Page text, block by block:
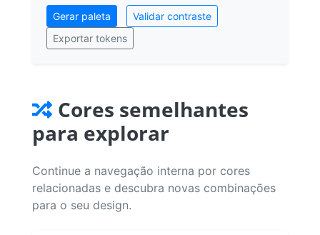
Gerar paleta
Validar contraste
Exportar tokens
Cores semelhantes
para explorar
Continue a navegação interna por cores
relacionadas e descubra novas combinações
para o seu design.